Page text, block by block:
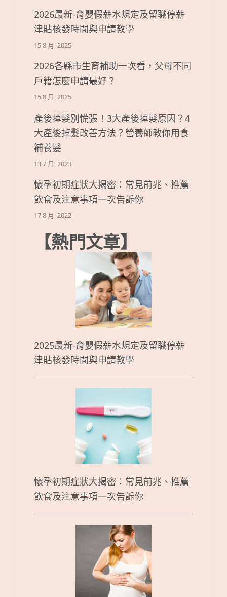
2026最新-育嬰假薪水規定及留職停薪
津貼核發時間與申請教學
15 8 月, 2025
2026各縣市生育補助一次看，父母不同
戶籍怎麼申請最好？
15 8 月, 2025
產後掉髮別慌張！3大產後掉髮原因？4
大產後掉髮改善方法？營養師教你用食
補養髮
13 7 月, 2023
懷孕初期症狀大揭密：常見前兆、推薦
飲食及注意事項一次告訴你
17 8 月, 2022
【熱門文章】
2025最新-育嬰假薪水規定及留職停薪
津貼核發時間與申請教學
懷孕初期症狀大揭密：常見前兆、推薦
飲食及注意事項一次告訴你